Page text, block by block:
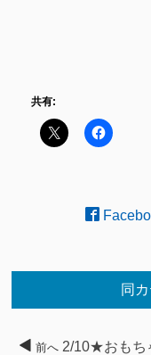
共有:
同
前へ 2/10★おもち